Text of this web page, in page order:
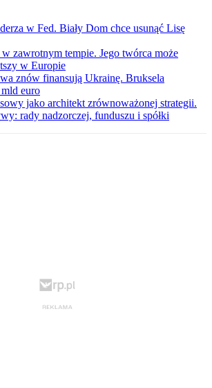
w Fed. Biały Dom chce usunąć Lisę
zawrotnym tempie. Jego twórca może
w Europie
znów finansują Ukrainę. Bruksela
mld euro
jako architekt zrównoważonej strategii.
rady nadzorczej, funduszu i spółki